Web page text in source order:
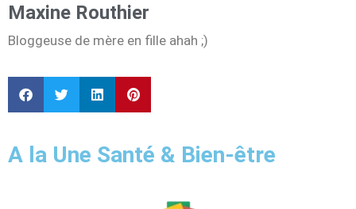
Maxine Routhier
Bloggeuse de mère en fille ahah ;)
A la Une Santé & Bien-être